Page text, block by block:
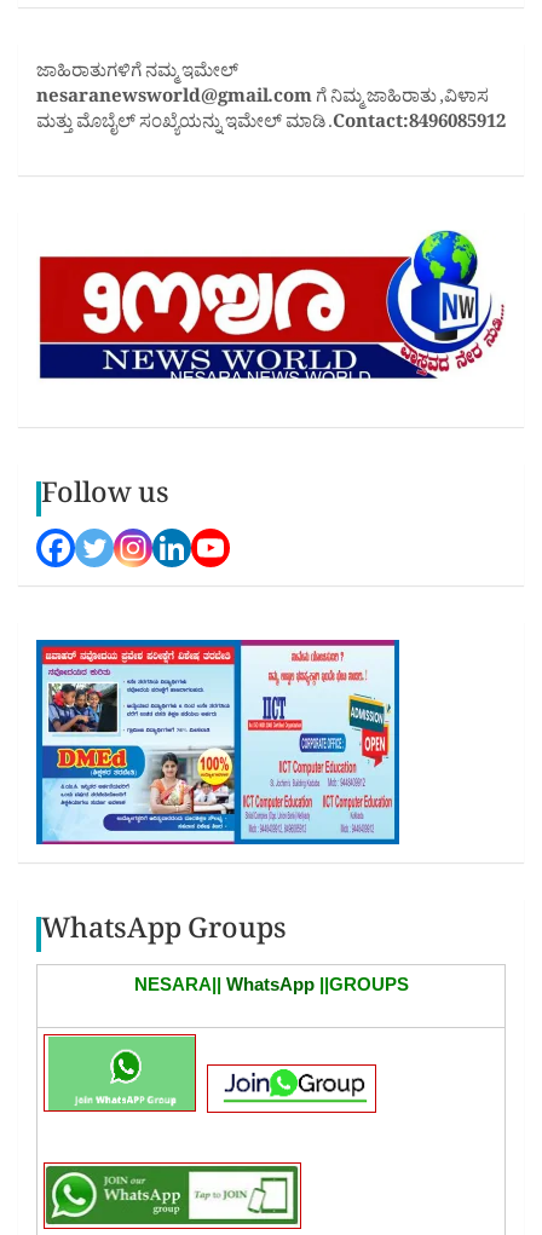
ಜಾಹಿರಾತುಗಳಿಗೆ ನಮ್ಮ ಇಮೇಲ್
nesaranewsworld@gmail.comಗೆ ನಿಮ್ಮ ಜಾಹಿರಾತು ,ವಿಳಾಸ
ಮತ್ತು ಮೊಬೈಲ್ ಸಂಖ್ಯೆಯನ್ನು ಇಮೇಲ್ ಮಾಡಿ .Contact:8496085912
Follow us
WhatsApp Groups
NESARA|| WhatsApp||GROUPS